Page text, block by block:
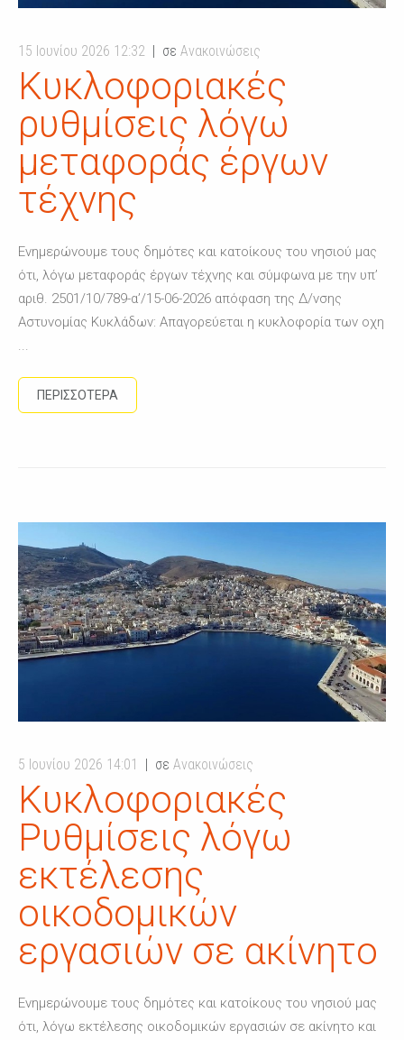
15 Ιουνίου 2026 12:32 σε Ανακοινώσεις
Κυκλοφοριακές
ρυθμίσεις λόγω
μεταφοράς έργων
τέχνης
Ενημερώνουμε τους δημότες και κατοίκους του νησιού μας
ότι, λόγω μεταφοράς έργων τέχνης και σύμφωνα με την υπ’
αριθ. 2501/10/789-α’/15-06-2026 απόφαση της Δ/νσης
Αστυνομίας Κυκλάδων: Απαγορεύεται η κυκλοφορία των οχη
...
ΠΕΡΙΣΣΟΤΕΡΑ
5 Ιουνίου 2026 14:01 σε Ανακοινώσεις
Κυκλοφοριακές
Ρυθμίσεις λόγω
εκτέλεσης
οικοδομικών
εργασιών σε ακίνητο
Ενημερώνουμε τους δημότες και κατοίκους του νησιού μας
ότι, λόγω εκτέλεσης οικοδομικών εργασιών σε ακίνητο και